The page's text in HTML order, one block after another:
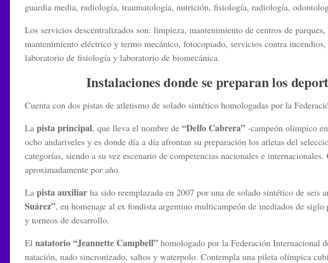
guardia media, radiología, traumatología, nutrición, fisiología, radiología,
Los servicios descentralizados son: limpieza, mantenimiento de centros de
mantenimiento eléctrico y termo mecánico, fotocopiado, servicios contra
laboratorio de fisiología y laboratorio de biomecánica.
Instalaciones donde se preparan los
Cuenta con dos pistas de atletismo de solado sintético homologadas por la
La pista principal, que lleva el nombre de “Delfo Cabrera” -campeón olímpico
ocho andariveles y es donde día a día afrontan su preparación los atletas del
categorías, siendo a su vez escenario de competencias nacionales e
aproximadamente por año.
La pista auxiliar ha sido reemplazada en 2007 por una de solado sintético de seis
Suárez”, en homenaje al ex fondista argentino multicampeón de mediados de
y torneos de desarrollo.
El natatorio “Jeannette Campbell” homologado por la Federación Internacional
natación, nado sincronizado, saltos y waterpolo. Contempla una pileta olímpica